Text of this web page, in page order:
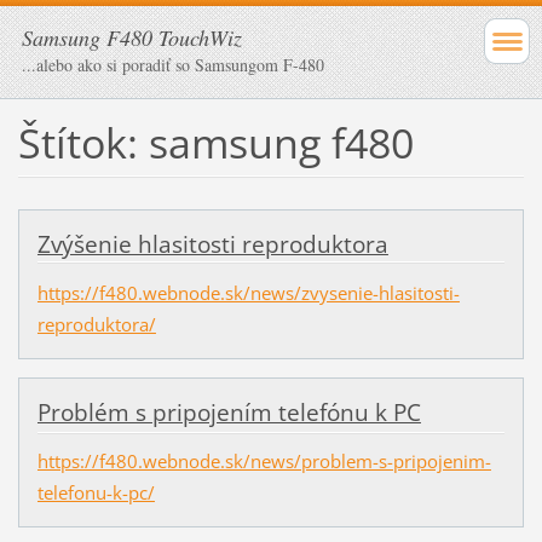
Samsung F480 TouchWiz
...alebo ako si poradiť so Samsungom F-480
Štítok: samsung f480
Zvýšenie hlasitosti reproduktora
https://f480.webnode.sk/news/zvysenie-hlasitosti-
reproduktora/
Problém s pripojením telefónu k PC
https://f480.webnode.sk/news/problem-s-pripojenim-
telefonu-k-pc/